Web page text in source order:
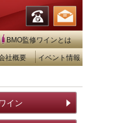
BMO監修ワインとは
社概要 イベント情報
イン